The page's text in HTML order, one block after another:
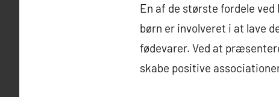
En af de største fordele
børn er involveret i at lave
fødevarer. Ved at
skabe positive